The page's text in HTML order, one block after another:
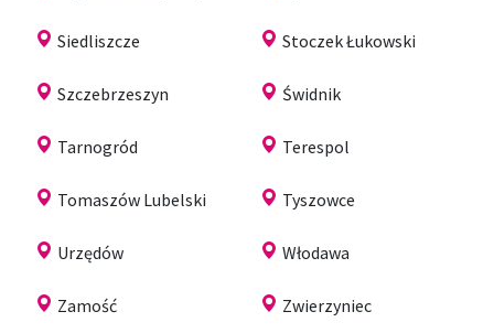
Siedliszcze Stoczek Łukowski
Szczebrzeszyn Świdnik
Tarnogród Terespol
Tomaszów Lubelski Tyszowce
Urzędów Włodawa
Zamość Zwierzyniec